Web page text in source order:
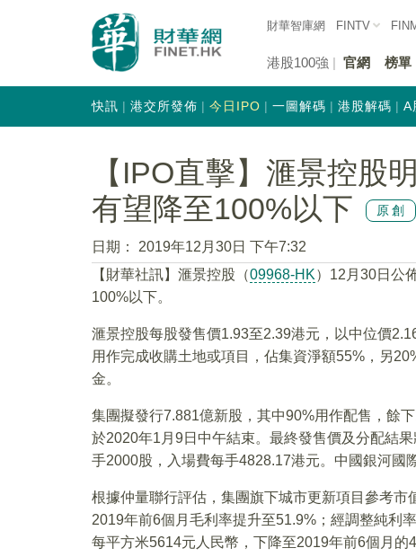
財華智庫網 FINTV
港股100強 官網 榜單
快訊 港交所發佈 今日IPO 一圖解碼 港股解碼 A
【IPO直擊】滙景控股
有望降至100%以下
原創
日期：
2019年12月30日 下午7:32
【財華社訊】滙景控股（09968-HK）12月30日公
100%以下。
滙景控股每股發售價1.93至2.39港元，以中位價
用作完成收購土地或項目，佔集資淨額55%，另
金。
集團擬發行7.881億新股，其中90%用作配售，餘
於2020年1月9日中午結束。最終發售價及分配結
手2000股，入場費每手4828.17港元。中國銀河國
根據仲量聯行評估，集團旗下城市更新項目參考
2019年前6個月毛利率提升至51.9%；經調整純利
每平方米5614元人民幣，下降至2019年前6個月的